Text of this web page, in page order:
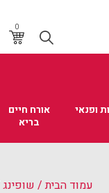
0
ופנאי
אורח חיים
בריא
עמוד הבית/ שופינג